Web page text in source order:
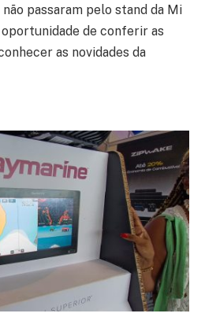
passaram pelo stand da Mi
de conferir as
as novidades da